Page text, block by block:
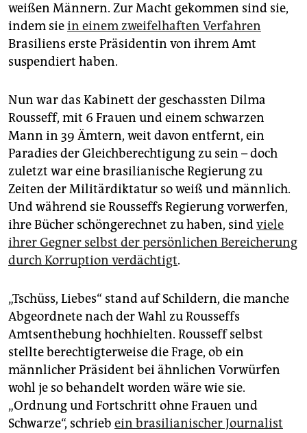
weißen Männern. Zur Macht gekommen sind sie,
indem siein einem zweifelhaften Verfahren
Brasiliens erste Präsidentin von ihrem Amt
suspendiert haben.
Nun war das Kabinett der geschassten Dilma
Rousseff, mit 6 Frauen und einem schwarzen
Mann in 39 Ämtern, weit davon entfernt, ein
Paradies der Gleichberechtigung zu sein – doch
zuletzt war eine brasilianische Regierung zu
Zeiten der Militärdiktatur so weiß und männlich.
Und während sie Rousseffs Regierung vorwerfen,
ihre Bücher schöngerechnet zu haben, sindviele
ihrer Gegner selbst der persönlichen Bereicherung
durch Korruption verdächtigt.
„Tschüss, Liebes“ stand auf Schildern, die manche
Abgeordnete nach der Wahl zu Rousseffs
Amtsenthebung hochhielten. Rousseff selbst
stellte berechtigterweise die Frage, ob ein
männlicher Präsident bei ähnlichen Vorwürfen
wohl je so behandelt worden wäre wie sie.
„Ordnung und Fortschritt ohne Frauen und
Schwarze“, schrieb ein brasilianischer Journalist